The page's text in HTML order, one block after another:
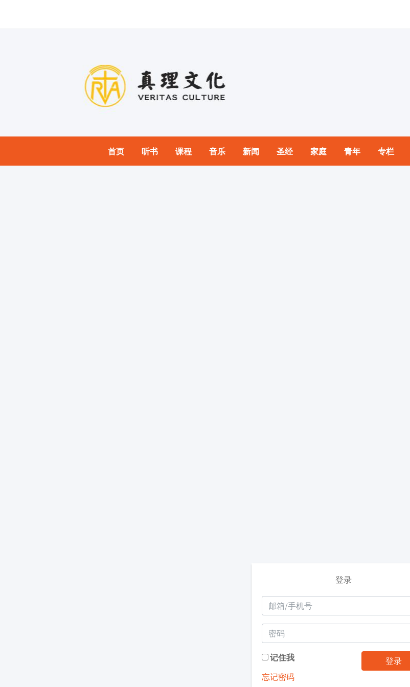
首页 听书 课程 音乐 新闻 圣经 家庭 青年 专栏
登录
记住我
登录
忘记密码